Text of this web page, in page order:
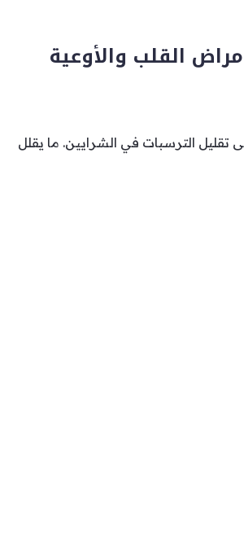
القلب والأوعية
تقليل الترسبات في الشرايين. ما يقلل